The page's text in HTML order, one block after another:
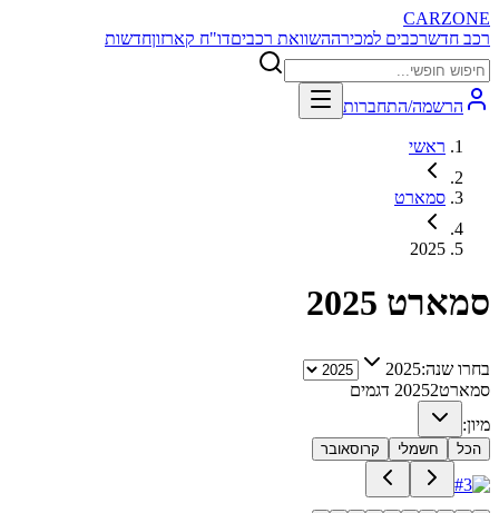
CARZONE
רכב חדשרכבים למכירההשוואת רכביםדו"ח קארזוןחדשות
הרשמה/התחברות
ראשי
סמארט
2025
סמארט 2025
בחרו שנה:2025
סמארט 20252
דגמים
מיון:
הכל חשמלי קרוסאובר